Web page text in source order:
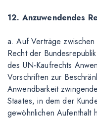
12. Anzuwendendes
a. Auf Verträge
Recht der
des UN-Kaufrechts
Vorschriften zur
Anwendbarkeit
Staates, in dem der
gewöhnlichen Aufenthalt